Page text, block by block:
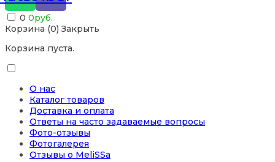
0 0руб.
Корзина (0) Закрыть
Корзина пуста.
О нас
Каталог товаров
Доставка и оплата
Ответы на часто задаваемые вопросы
Фото-отзывы
Фотогалерея
Отзывы о MeliSSa